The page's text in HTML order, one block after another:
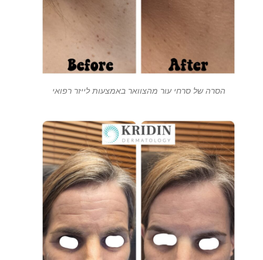
הסרה של סרחי עור מהצוואר באמצעות לייזר רפואי